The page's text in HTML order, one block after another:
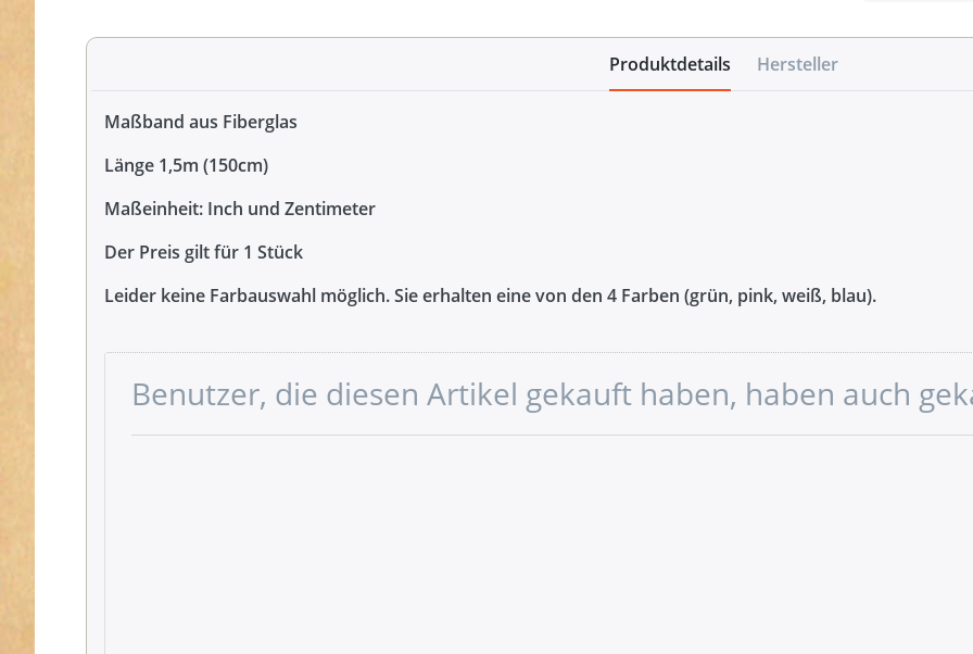
Produktdetails Hersteller
Maßband aus Fiberglas
Länge 1,5m (150cm)
Maßeinheit: Inch und Zentimeter
Der Preis gilt für 1 Stück
Leider keine Farbauswahl möglich. Sie erhalten eine von den 4 Farben (grün, pink, weiß, blau).
Benutzer, die diesen Artikel gekauft haben, haben auch